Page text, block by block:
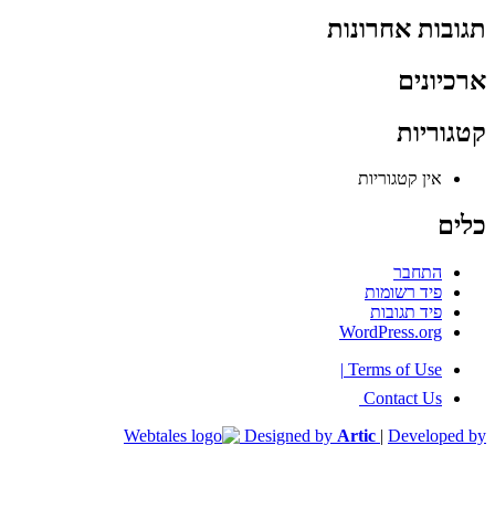
תגובות אחרונות
ארכיונים
קטגוריות
אין קטגוריות
כלים
התחבר
פיד רשומות
פיד תגובות
WordPress.org
Terms of Use
|
Contact Us
Designed by Artic | Developed by